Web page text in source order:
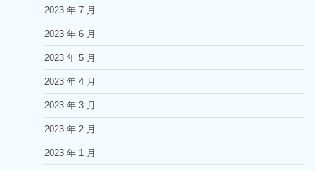
2023 年 7 月
2023 年 6 月
2023 年 5 月
2023 年 4 月
2023 年 3 月
2023 年 2 月
2023 年 1 月